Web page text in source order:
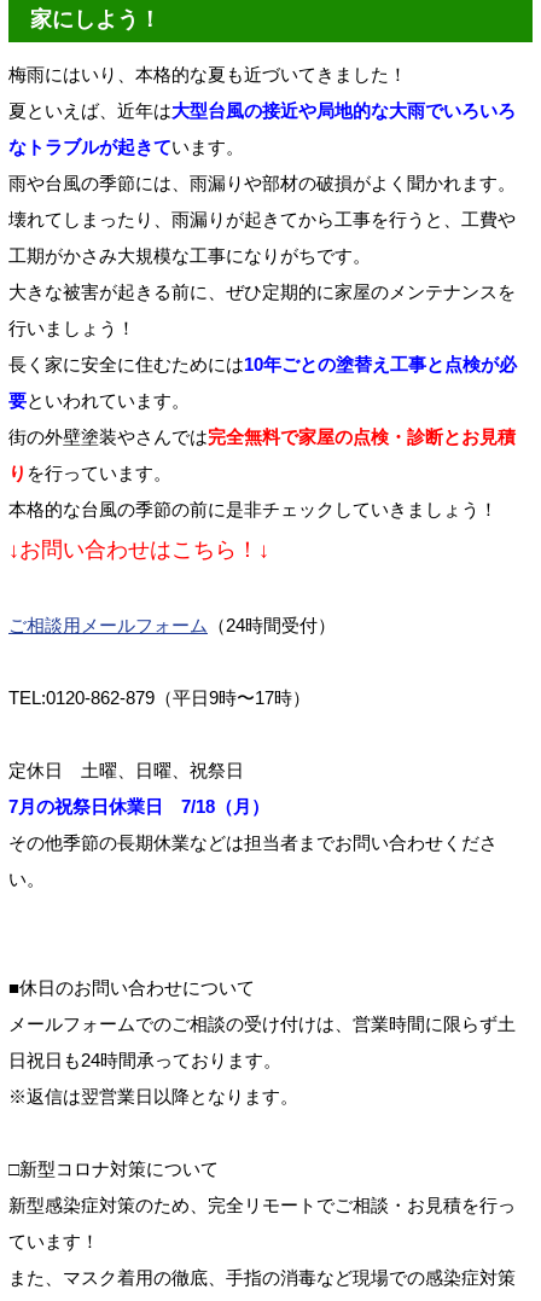
家にしよう！
梅雨にはいり、本格的な夏も近づいてきました！
夏といえば、近年は大型台風の接近や局地的な大雨でいろいろ
なトラブルが起きています。
雨や台風の季節には、雨漏りや部材の破損がよく聞かれます。
壊れてしまったり、雨漏りが起きてから工事を行うと、工費や
工期がかさみ大規模な工事になりがちです。
大きな被害が起きる前に、ぜひ定期的に家屋のメンテナンスを
行いましょう！
長く家に安全に住むためには10年ごとの塗替え工事と点検が必
要といわれています。
街の外壁塗装やさんでは完全無料で家屋の点検・診断とお見積
り を行っています。
本格的な台風の季節の前に是非チェックしていきましょう！
↓お問い合わせはこちら！↓
ご相談用メールフォーム （24時間受付）
TEL:0120-862-879（平日9時〜17時）
定休日 土曜、日曜、祝祭日
7月の祝祭日休業日 7/18（月）
その他季節の長期休業などは担当者までお問い合わせくださ
い。
■休日のお問い合わせについて
メールフォームでのご相談の受け付けは、営業時間に限らず土
日祝日も24時間承っております。
※返信は翌営業日以降となります。
□新型コロナ対策について
新型感染症対策のため、完全リモートでご相談・お見積を行っ
ています！
また、マスク着用の徹底、手指の消毒など現場での感染症対策